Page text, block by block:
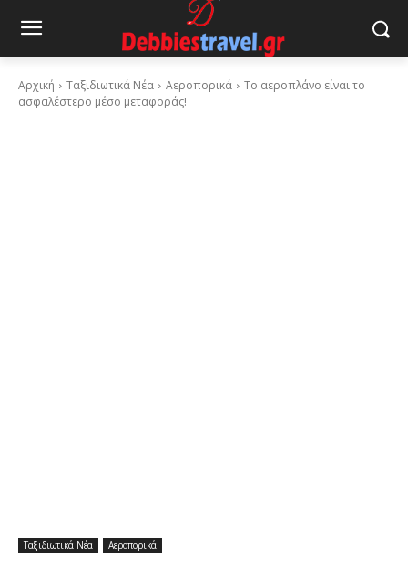
Αρχική Ταξιδιωτικά Νέα Αεροπορικά
Το αεροπλάνο είναι το
ασφαλέστερο μέσο μεταφοράς!
Ταξιδιωτικά Νέα Αεροπορικά